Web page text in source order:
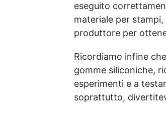
eseguito
materiale per
produttore per
Ricordiamo infine
gomme siliconiche,
esperimenti e a
soprattutto,